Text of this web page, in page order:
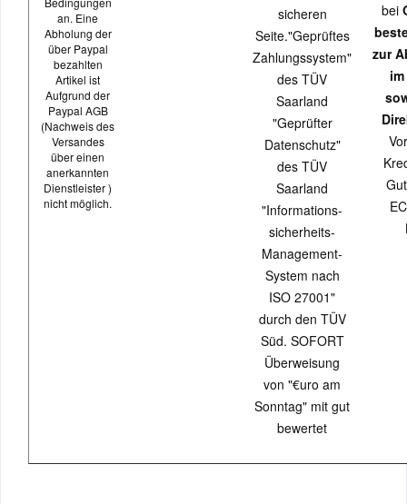
an. Eine
Abholung der
über Paypal
bezahlten
Artikel ist
Aufgrund der
Paypal AGB
(Nachweis des
Versandes
über einen
anerkannten
Dienstleister )
nicht möglich.
sicheren
Seite."Geprüftes
Zahlungssystem"
des TÜV
Saarland
"Geprüfter
Datenschutz"
des TÜV
Saarland
"Informations-
sicherheits-
Management-
System nach
ISO 27001"
durch den TÜV
Süd. SOFORT
Überweisung
von "€uro am
Sonntag" mit gut
bewertet
bei
zur